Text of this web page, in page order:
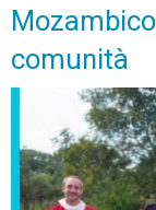
comunità